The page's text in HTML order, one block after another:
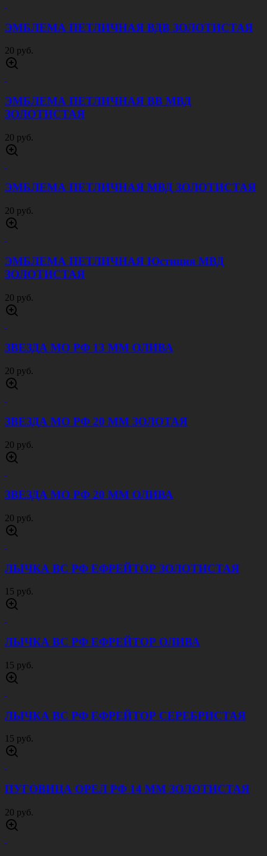
ЭМБЛЕМА ПЕТЛИЧНАЯ ВДВ ЗОЛОТИСТАЯ
20 руб.
ЭМБЛЕМА ПЕТЛИЧНАЯ ВВ МВД
ЗОЛОТИСТАЯ
20 руб.
ЭМБЛЕМА ПЕТЛИЧНАЯ МВД ЗОЛОТИСТАЯ
20 руб.
ЭМБЛЕМА ПЕТЛИЧНАЯ Юстиция МВД
ЗОЛОТИСТАЯ
20 руб.
ЗВЕЗДА МО РФ 13 ММ ОЛИВА
20 руб.
ЗВЕЗДА МО РФ 20 ММ ЗОЛОТАЯ
20 руб.
ЗВЕЗДА МО РФ 20 ММ ОЛИВА
20 руб.
ЛЫЧКА ВС РФ ЕФРЕЙТОР ЗОЛОТИСТАЯ
15 руб.
ЛЫЧКА ВС РФ ЕФРЕЙТОР ОЛИВА
15 руб.
ЛЫЧКА ВС РФ ЕФРЕЙТОР СЕРЕБРИСТАЯ
15 руб.
ПУГОВИЦА ОРЕЛ РФ 14 ММ ЗОЛОТИСТАЯ
20 руб.